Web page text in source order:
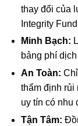
thay đổi của
Integrity
Minh Bạch:
bảng phí
An Toàn:
thẩm định rủi
uy tín có nhu
Tận Tâm: